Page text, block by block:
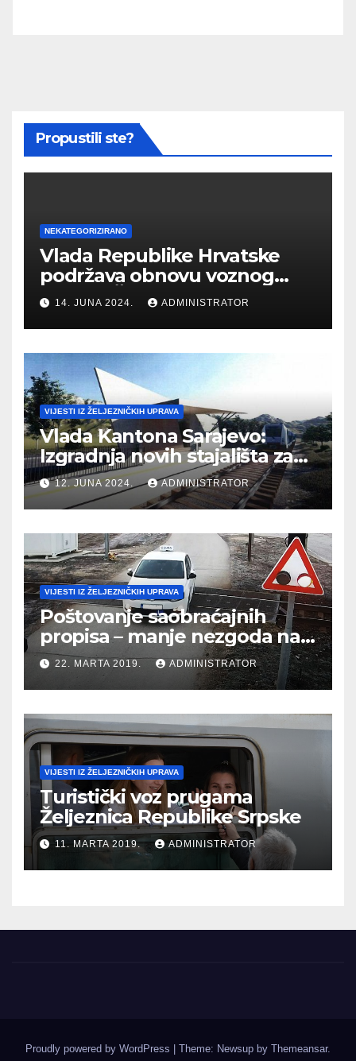
Propustili ste?
NEKATEGORIZIRANO
Vlada Republike Hrvatske
podržava obnovu voznog
parka HŽ Infrastrukture i
Putničkog prijevoza
14. JUNA 2024. ADMINISTRATOR
VIJESTI IZ ŽELJEZNIČKIH UPRAVA
Vlada Kantona Sarajevo:
Izgradnja novih stajališta za
vozove u Kantonu Sarajevo
12. JUNA 2024. ADMINISTRATOR
VIJESTI IZ ŽELJEZNIČKIH UPRAVA
Poštovanje saobraćajnih
propisa – manje nezgoda na
putnim prelazima
22. MARTA 2019. ADMINISTRATOR
VIJESTI IZ ŽELJEZNIČKIH UPRAVA
Turistički voz prugama
Željeznica Republike Srpske
11. MARTA 2019. ADMINISTRATOR
Proudly powered by WordPress Theme: Newsup by Themeansar.